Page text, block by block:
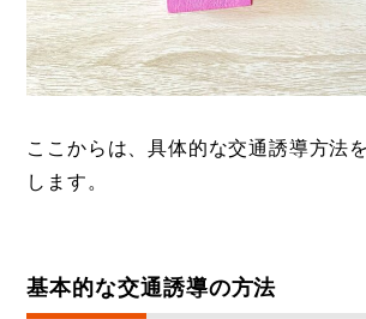
ここからは、具体的な交通誘導方法
します。
基本的な交通誘導の方法